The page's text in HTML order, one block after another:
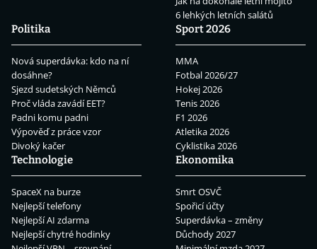
6 lehkých letních salátů
Politika
Nová superdávka: kdo na ní
dosáhne?
Sjezd sudetských Němců
Proč vláda zavádí EET?
Padni komu padni
Výpověď z práce vzor
Divoký kačer
Sport 2026
MMA
Fotbal 2026/27
Hokej 2026
Tenis 2026
F1 2026
Atletika 2026
Cyklistika 2026
Technologie
SpaceX na burze
Nejlepší telefony
Nejlepší AI zdarma
Nejlepší chytré hodinky
Ekonomika
Smrt OSVČ
Spořicí účty
Superdávka – změny
Důchody 2027